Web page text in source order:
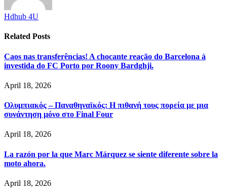
Hdhub 4U
Related Posts
Caos nas transferências! A chocante reação do Barcelona à
investida do FC Porto por Roony Bardghji.
April 18, 2026
Ολυμπιακός – Παναθηναϊκός: Η πιθανή τους πορεία με μια
συνάντηση μόνο στο Final Four
April 18, 2026
La razón por la que Marc Márquez se siente diferente sobre la
moto ahora.
April 18, 2026